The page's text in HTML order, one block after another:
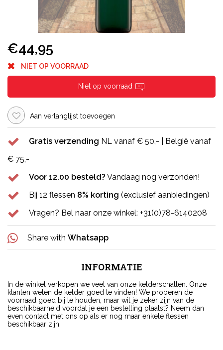
€44,95
NIET OP VOORRAAD
Niet op voorraad
Aan verlanglijst toevoegen
Gratis verzending NL vanaf € 50,- | België vanaf
€ 75,-
Voor 12.00 besteld? Vandaag nog verzonden!
Bij 12 flessen 8% korting (exclusief aanbiedingen)
Vragen? Bel naar onze winkel: +31(0)78-6140208
Share with Whatsapp
INFORMATIE
In de winkel verkopen we veel van onze kelderschatten. Onze
klanten weten de kelder goed te vinden! We proberen de
voorraad goed bij te houden, maar wil je zeker zijn van de
beschikbaarheid voordat je een bestelling plaatst? Neem dan
even contact met ons op als er nog maar enkele flessen
beschikbaar zijn.